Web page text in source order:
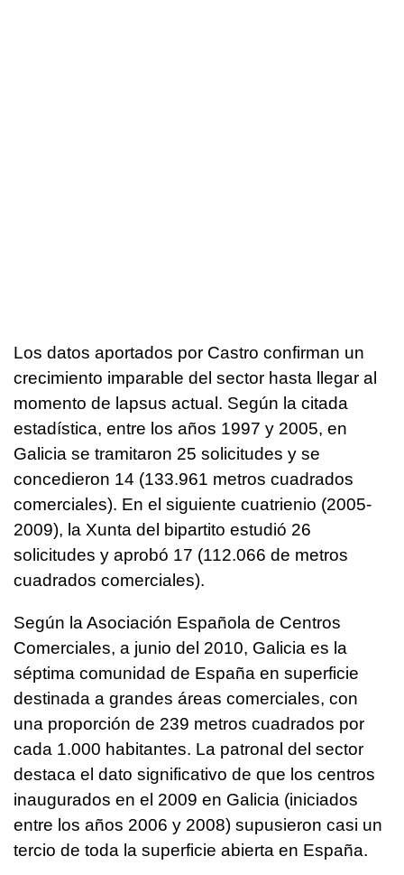
Los datos aportados por Castro confirman un
crecimiento imparable del sector hasta llegar al
momento de lapsus actual. Según la citada
estadística, entre los años 1997 y 2005, en
Galicia se tramitaron 25 solicitudes y se
concedieron 14 (133.961 metros cuadrados
comerciales). En el siguiente cuatrienio (2005-
2009), la Xunta del bipartito estudió 26
solicitudes y aprobó 17 (112.066 de metros
cuadrados comerciales).
Según la Asociación Española de Centros
Comerciales, a junio del 2010, Galicia es la
séptima comunidad de España en superficie
destinada a grandes áreas comerciales, con
una proporción de 239 metros cuadrados por
cada 1.000 habitantes. La patronal del sector
destaca el dato significativo de que los centros
inaugurados en el 2009 en Galicia (iniciados
entre los años 2006 y 2008) supusieron casi un
tercio de toda la superficie abierta en España.